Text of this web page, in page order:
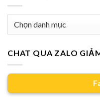
CHAT QUA ZALO